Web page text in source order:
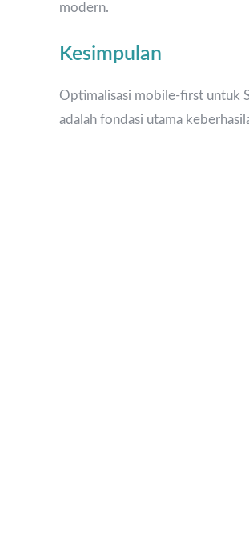
modern.
Kesimpulan
Optimalisasi mobile-first untuk
adalah fondasi utama